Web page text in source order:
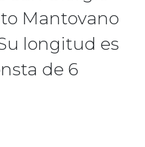
Mantovano
longitud es
de 6